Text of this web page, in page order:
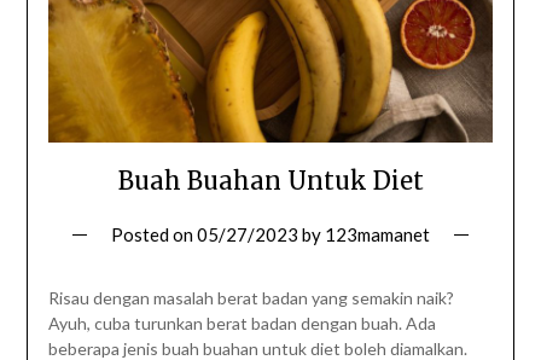
Buah Buahan Untuk Diet
Posted on05/27/2023 by 123mamanet
Risau dengan masalah berat badan yang semakin naik?
Ayuh, cuba turunkan berat badan dengan buah. Ada
beberapa jenis buah buahan untuk diet boleh diamalkan.